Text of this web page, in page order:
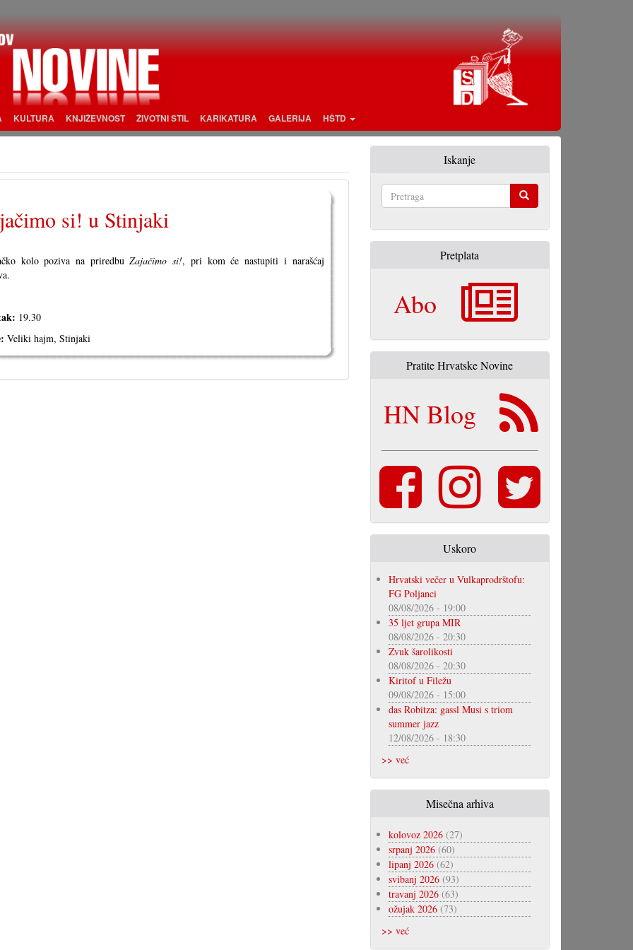
KULTURA KNJIŽEVNOST ŽIVOTNI STIL KARIKATURA GALERIJA HŠTD
si! u Stinjaki
kolo poziva na priredbuZajačimo si!, pri kom će nastupiti i narašćaj
19.30
Veliki hajm, Stinjaki
Iskanje
Pretplata
Abo
Pratite Hrvatske Novine
HN Blog
Uskoro
Hrvatski večer u Vulkaprodrštofu:
FG Poljanci
08/08/2026 - 19:00
35 ljet grupa MIR
08/08/2026 - 20:30
Zvuk šarolikosti
08/08/2026 - 20:30
Kiritof u Filežu
09/08/2026 - 15:00
das Robitza: gassl Musi s triom
summer jazz
12/08/2026 - 18:30
>> već
Misečna arhiva
kolovoz 2026(27)
srpanj 2026(60)
lipanj 2026(62)
svibanj 2026(93)
travanj 2026(63)
ožujak 2026(73)
>> već